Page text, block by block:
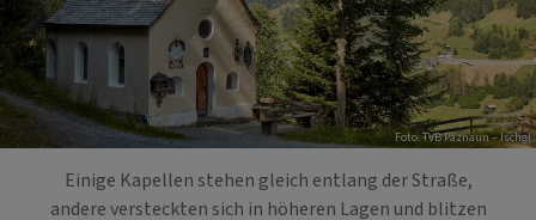
Foto: TVB Paznaun – Ischgl
Einige Kapellen stehen gleich entlang der Straße,
andere versteckten sich in höheren Lagen und blitzen